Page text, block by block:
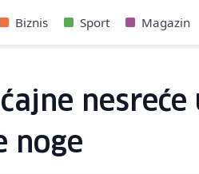
Biznis Sport Magazin
noge